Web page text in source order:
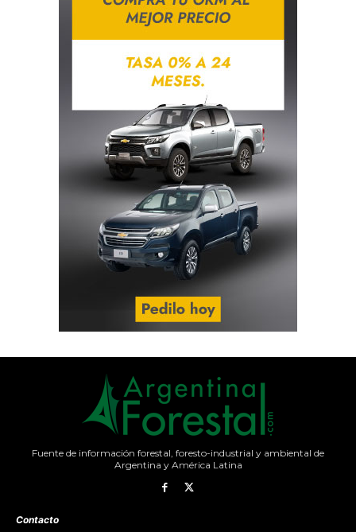
Fuente de información forestal, foresto-industrial y ambiental de
Argentina y América Latina
Contacto